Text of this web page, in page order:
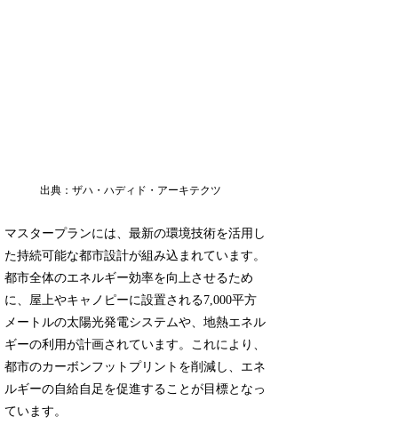
出典：ザハ・ハディド・アーキテクツ
マスタープランには、最新の環境技術を活用し
た持続可能な都市設計が組み込まれています。
都市全体のエネルギー効率を向上させるため
に、屋上やキャノピーに設置される7,000平方
メートルの太陽光発電システムや、地熱エネル
ギーの利用が計画されています。これにより、
都市のカーボンフットプリントを削減し、エネ
ルギーの自給自足を促進することが目標となっ
ています。